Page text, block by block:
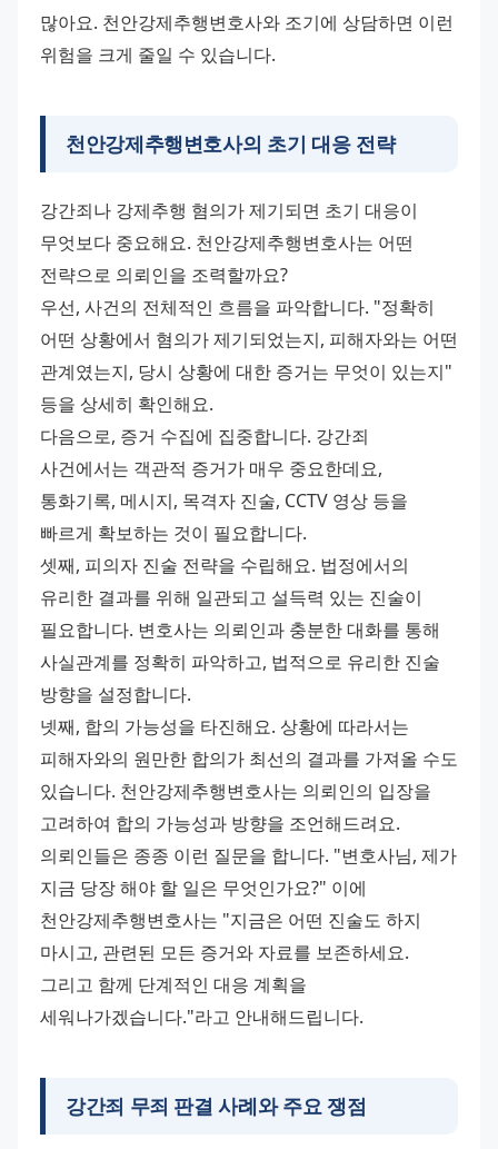
많아요. 천안강제추행변호사와 조기에 상담하면 이런
위험을 크게 줄일 수 있습니다.
천안강제추행변호사의 초기 대응 전략
강간죄나 강제추행 혐의가 제기되면 초기 대응이
무엇보다 중요해요. 천안강제추행변호사는 어떤
전략으로 의뢰인을 조력할까요?
우선, 사건의 전체적인 흐름을 파악합니다. "정확히
어떤 상황에서 혐의가 제기되었는지, 피해자와는 어떤
관계였는지, 당시 상황에 대한 증거는 무엇이 있는지"
등을 상세히 확인해요.
다음으로, 증거 수집에 집중합니다. 강간죄
사건에서는 객관적 증거가 매우 중요한데요,
통화기록, 메시지, 목격자 진술, CCTV 영상 등을
빠르게 확보하는 것이 필요합니다.
셋째, 피의자 진술 전략을 수립해요. 법정에서의
유리한 결과를 위해 일관되고 설득력 있는 진술이
필요합니다. 변호사는 의뢰인과 충분한 대화를 통해
사실관계를 정확히 파악하고, 법적으로 유리한 진술
방향을 설정합니다.
넷째, 합의 가능성을 타진해요. 상황에 따라서는
피해자와의 원만한 합의가 최선의 결과를 가져올 수도
있습니다. 천안강제추행변호사는 의뢰인의 입장을
고려하여 합의 가능성과 방향을 조언해드려요.
의뢰인들은 종종 이런 질문을 합니다. "변호사님, 제가
지금 당장 해야 할 일은 무엇인가요?" 이에
천안강제추행변호사는 "지금은 어떤 진술도 하지
마시고, 관련된 모든 증거와 자료를 보존하세요.
그리고 함께 단계적인 대응 계획을
세워나가겠습니다."라고 안내해드립니다.
강간죄 무죄 판결 사례와 주요 쟁점